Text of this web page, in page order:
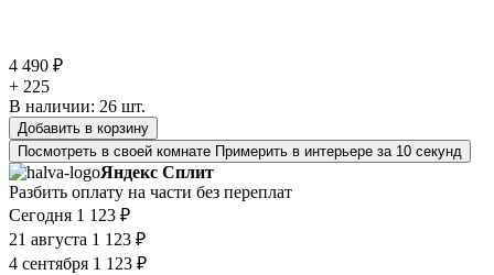
4 490 ₽
+ 225
В наличии: 26 шт.
Добавить в корзину
Посмотреть в своей комнате Примерить в интерьере за 10 секунд
Яндекс Сплит
Разбить оплату на части без переплат
Сегодня 1 123 ₽
21 августа 1 123 ₽
4 сентября 1 123 ₽